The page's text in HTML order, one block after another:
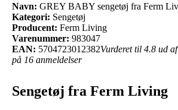
Navn: GREY BABY sengetøj fra Ferm
Kategori: Sengetøj
Producent: Ferm Living
Varenummer: 983047
EAN: 5704723012382Vurderet til 4.8 ud
på 16 anmeldelser
Sengetøj fra Ferm Living